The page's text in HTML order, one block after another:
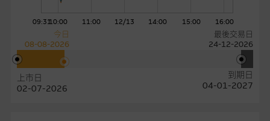
09:3110:00 11:00 12/13 14:00 15:00 16:00
上市日
02-07-2026
今日
08-08-2026
最後交易日
24-12-2026
到期日
04-01-2027